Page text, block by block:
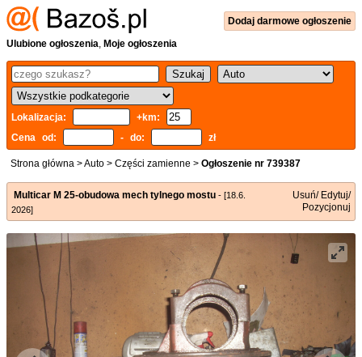
Dodaj darmowe ogłoszenie
Ulubione ogłoszenia, Moje ogłoszenia
Lokalizacja:
+km:
Cena od:
- do: zł
Strona główna >Auto > Części zamienne > Ogłoszenie nr 739387
Multicar M 25-obudowa mech tylnego mostu - [18.6.
2026]
Usuń/ Edytuj/
Pozycjonuj